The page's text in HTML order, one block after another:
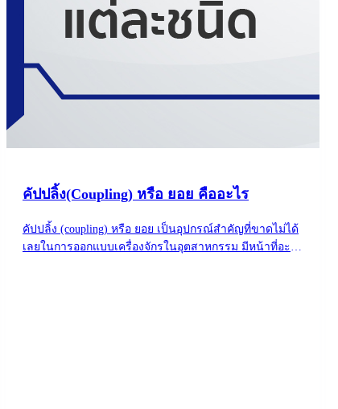
คัปปลิ้ง(Coupling) หรือ ยอย คืออะไร
คัปปลิ้ง (coupling) หรือ ยอย เป็นอุปกรณ์สำคัญที่ขาดไม่ได้
เลยในการออกแบบเครื่องจักรในอุตสาหกรรม มีหน้าที่อะไร